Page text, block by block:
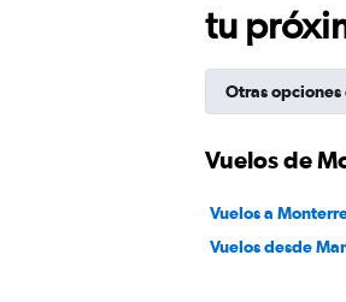
tu
Otras opciones
Vuelos de
Vuelos a
Vuelos desde